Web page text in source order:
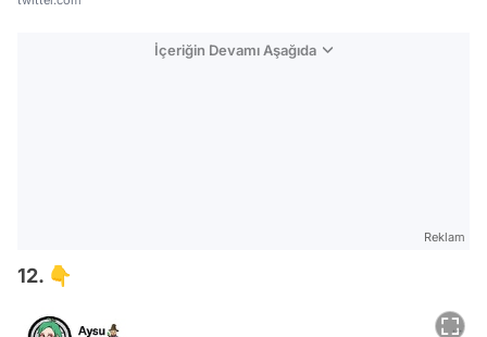
İçeriğin Devamı Aşağıda
Reklam
12. 👇